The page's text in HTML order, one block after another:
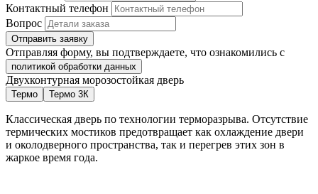
Контактный телефон
Вопрос
Отправить заявку
Отправляя форму, вы подтверждаете, что ознакомились с
политикой обработки данных
Двухконтурная морозостойкая дверь
Термо Термо 3К
Классическая дверь по технологии терморазрыва. Отсутствие
термических мостиков предотвращает как охлаждение двери
и околодверного пространства, так и перегрев этих зон в
жаркое время года.